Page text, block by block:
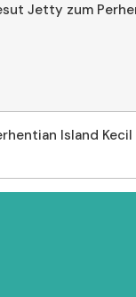
Jetty zum
Island